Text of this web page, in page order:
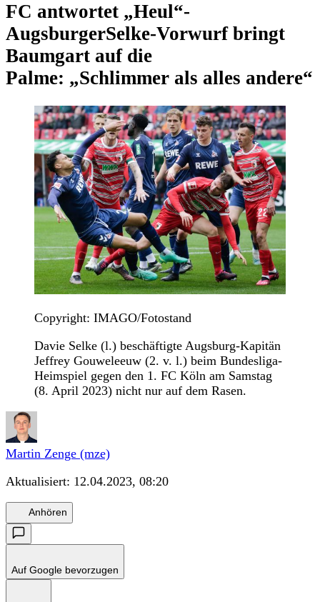
FC antwortet „Heul“-
AugsburgerSelke-Vorwurf bringt
Baumgart auf die
Palme: „Schlimmer als alles andere“
Copyright: IMAGO/Fotostand
Davie Selke (l.) beschäftigte Augsburg-Kapitän
Jeffrey Gouweleeuw (2. v. l.) beim Bundesliga-
Heimspiel gegen den 1. FC Köln am Samstag
(8. April 2023) nicht nur auf dem Rasen.
Martin Zenge (mze)
Aktualisiert: 12.04.2023, 08:20
Anhören
Auf Google bevorzugen